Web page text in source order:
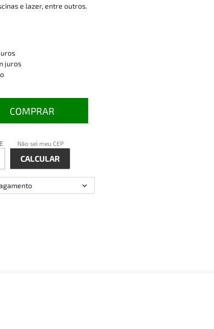
e lazer, entre outros.
juros
COMPRAR
Não sei meu CEP